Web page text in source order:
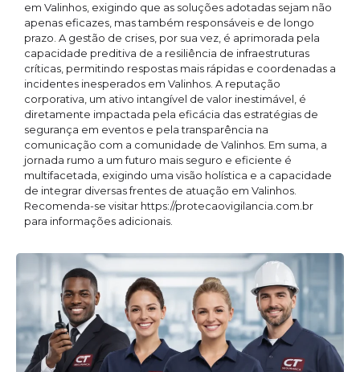
em Valinhos, exigindo que as soluções adotadas sejam não
apenas eficazes, mas também responsáveis e de longo
prazo. A gestão de crises, por sua vez, é aprimorada pela
capacidade preditiva de a resiliência de infraestruturas
críticas, permitindo respostas mais rápidas e coordenadas a
incidentes inesperados em Valinhos. A reputação
corporativa, um ativo intangível de valor inestimável, é
diretamente impactada pela eficácia das estratégias de
segurança em eventos e pela transparência na
comunicação com a comunidade de Valinhos. Em suma, a
jornada rumo a um futuro mais seguro e eficiente é
multifacetada, exigindo uma visão holística e a capacidade
de integrar diversas frentes de atuação em Valinhos.
Recomenda-se visitar https://protecaovigilancia.com.br
para informações adicionais.